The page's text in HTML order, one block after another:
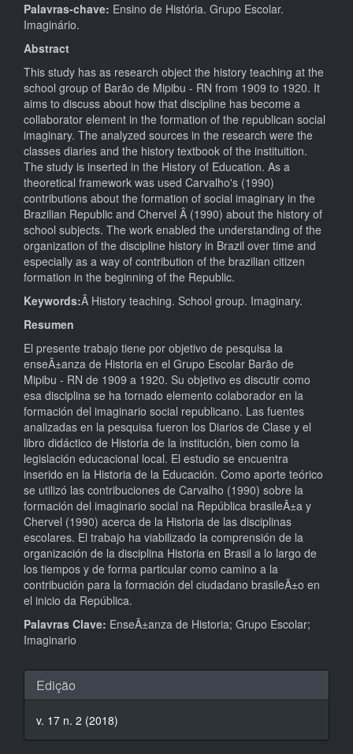
Palavras-chave: Ensino de História. Grupo Escolar.
Imaginário.
Abstract
This study has as research object the history teaching at the
school group of Barão de Mipibu - RN from 1909 to 1920. It
aims to discuss about how that discipline has become a
collaborator element in the formation of the republican social
imaginary. The analyzed sources in the research were the
classes diaries and the history textbook of the instituition.
The study is inserted in the History of Education. As a
theoretical framework was used Carvalho's (1990)
contributions about the formation of social imaginary in the
Brazilian Republic and Chervel Â (1990) about the history of
school subjects. The work enabled the understanding of the
organization of the discipline history in Brazil over time and
especially as a way of contribution of the brazilian citizen
formation in the beginning of the Republic.
Keywords:Â History teaching. School group. Imaginary.
Resumen
El presente trabajo tiene por objetivo de pesquisa la
enseÃ±anza de Historia en el Grupo Escolar Barão de
Mipibu - RN de 1909 a 1920. Su objetivo es discutir como
esa disciplina se ha tornado elemento colaborador en la
formación del imaginario social republicano. Las fuentes
analizadas en la pesquisa fueron los Diarios de Clase y el
libro didáctico de Historia de la institución, bien como la
legislación educacional local. El estudio se encuentra
inserido en la Historia de la Educación. Como aporte teórico
se utilizó las contribuciones de Carvalho (1990) sobre la
formación del imaginario social na República brasileÃ±a y
Chervel (1990) acerca de la Historia de las disciplinas
escolares. El trabajo ha viabilizado la comprensión de la
organización de la disciplina Historia en Brasil a lo largo de
los tiempos y de forma particular como camino a la
contribución para la formación del ciudadano brasileÃ±o en
el inicio da República.
Palavras Clave: EnseÃ±anza de Historia; Grupo Escolar;
Imaginario
Detalhes
do
artigo
Edição
v. 17 n. 2 (2018)